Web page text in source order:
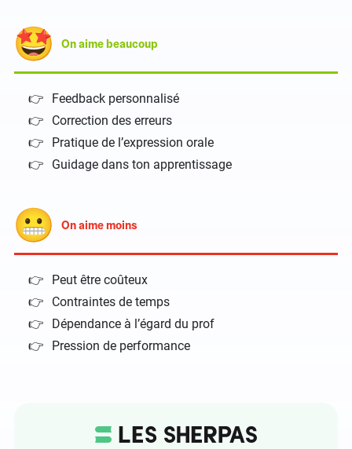
On aime beaucoup
Feedback personnalisé
Correction des erreurs
Pratique de l’expression orale
Guidage dans ton apprentissage
On aime moins
Peut être coûteux
Contraintes de temps
Dépendance à l’égard du prof
Pression de performance